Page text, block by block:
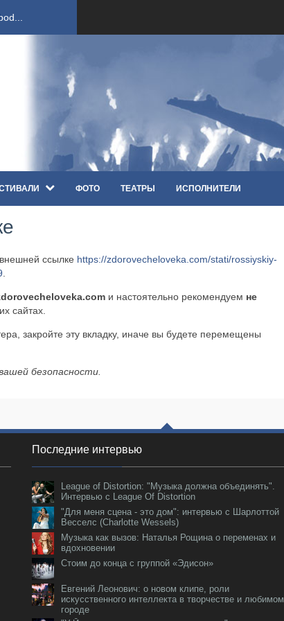
«Th...
впервые...
«...
ФОТО ТЕАТРЫ ИСПОЛНИТЕЛИ
ссылке https://zdorovecheloveka.com/stati/rossiyskiy-
.
и настоятельно рекомендуем не
сайтах.
закройте эту вкладку, иначе вы будете перемещены
безопасности.
Последние интервью
League of Distortion: "Музыка должна объединять".
Интервью с League Of Distortion
"Для меня сцена - это дом": интервью с Шарлоттой
Весселс (Charlotte Wessels)
Музыка как вызов: Наталья Рощина о переменах и
вдохновении
Стоим до конца с группой «Эдисон»
Евгений Леонович: о новом клипе, роли
искусственного интеллекта в творчестве и любимом
городе